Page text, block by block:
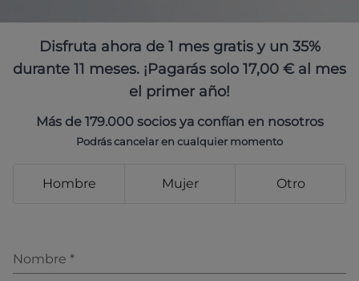
Disfruta ahora de 1 mes gratis y un 35%
durante 11 meses. ¡Pagarás solo 17,00 € al mes
el primer año!
Más de 179.000 socios ya confían en nosotros
Podrás cancelar en cualquier momento
Hombre Mujer Otro
Nombre *